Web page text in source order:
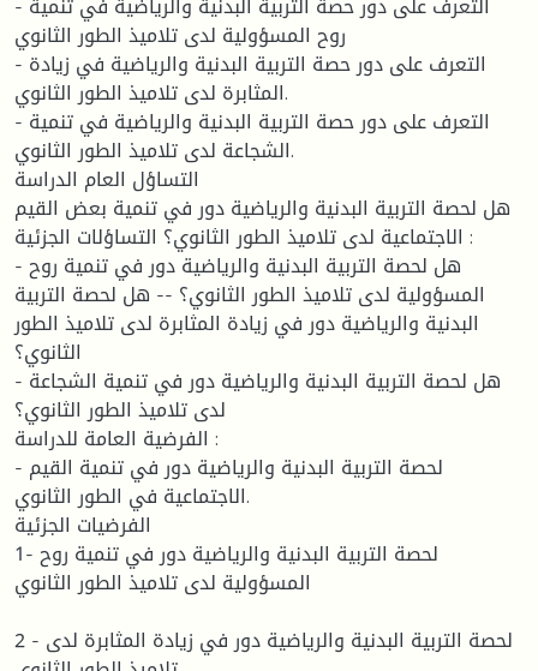
روح المسؤولية لدى تلاميذ الطور الثانوي
- التعرف على دور حصة التربية البدنية والرياضية في زيادة
المثابرة لدى تلاميذ الطور الثانوي.
- التعرف على دور حصة التربية البدنية والرياضية في تنمية
الشجاعة لدى تلاميذ الطور الثانوي.
التساؤل العام الدراسة
هل لحصة التربية البدنية والرياضية دور في تنمية بعض القيم
الاجتماعية لدى تلاميذ الطور الثانوي؟ التساؤلات الجزئية :
- هل لحصة التربية البدنية والرياضية دور في تنمية روح
المسؤولية لدى تلاميذ الطور الثانوي؟ -- هل لحصة التربية
البدنية والرياضية دور في زيادة المثابرة لدى تلاميذ الطور
الثانوي؟
- هل لحصة التربية البدنية والرياضية دور في تنمية الشجاعة
لدى تلاميذ الطور الثانوي؟
الفرضية العامة للدراسة :
- لحصة التربية البدنية والرياضية دور في تنمية القيم
الاجتماعية في الطور الثانوي.
الفرضيات الجزئية
1- لحصة التربية البدنية والرياضية دور في تنمية روح
المسؤولية لدى تلاميذ الطور الثانوي
2 - لحصة التربية البدنية والرياضية دور في زيادة المثابرة لدى